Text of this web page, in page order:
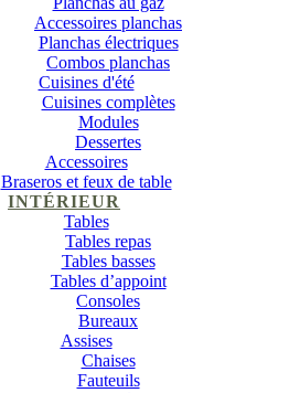
Accessoires planchas
Planchas électriques
Combos planchas
Cuisines d'été
Cuisines complètes
Modules
Dessertes
Accessoires
Braseros et feux de table
INTÉRIEUR
Tables
Tables repas
Tables basses
Tables d’appoint
Consoles
Bureaux
Assises
Chaises
Fauteuils